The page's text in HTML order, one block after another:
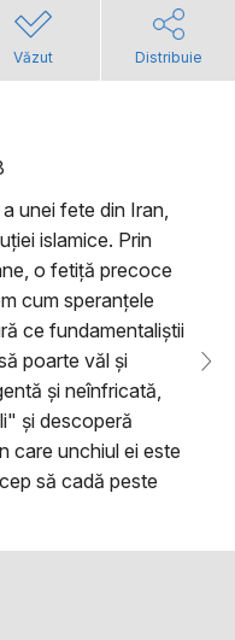
Văzut Distribuie
unei fete din Iran,
islamice. Prin
o fetiță precoce
cum speranțele
ce fundamentaliștii
poarte văl și
și neînfricată,
și descoperă
care unchiul ei este
să cadă peste